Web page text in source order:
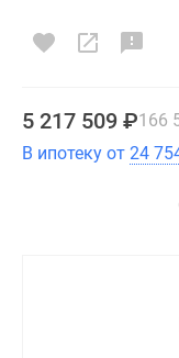
5 217 509 ₽166
В ипотеку от 24